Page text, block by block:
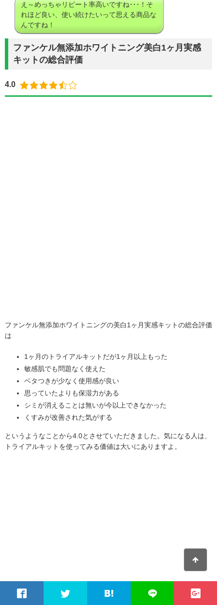
え～めっちゃリピート率高いですね･･･！そ
れほど良い、使い続けたいって思える商品な
んですね！
ファンケル無添加ホワイトニング美白1ヶ月実感
キットの総合評価
4.0
ファンケル無添加ホワイトニングの美白1ヶ月実感キットの総合評価
は
1ヶ月のトライアルキットだが1ヶ月以上もった
敏感肌でも問題なく使えた
ベタつきが少なく使用感が良い
思っていたよりも保湿力がある
シミが消えることは無いが今以上できなかった
くすみが改善された気がする
というようなことから4.0とさせていただきました。気になる人は、
トライアルキットを使ってみる価値は大いにありますよ。